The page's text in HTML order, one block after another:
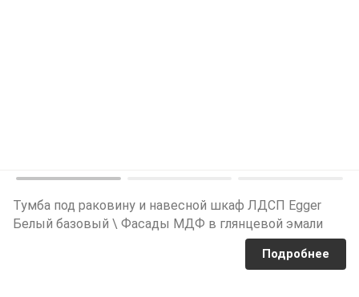
Тумба под раковину и навесной шкаф ЛДСП Egger
Белый базовый \ Фасады МДФ в глянцевой эмали
Подробнее